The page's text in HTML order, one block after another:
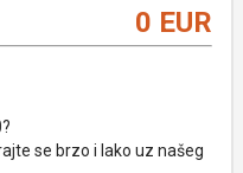
0 EUR
se brzo i lako uz našeg